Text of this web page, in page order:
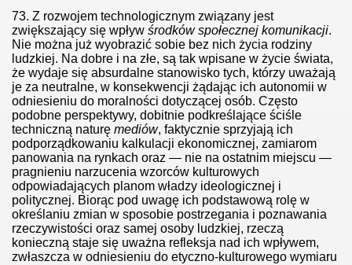
73. Z rozwojem technologicznym związany jest
zwiększający się wpływ środków społecznej komunikacji.
Nie można już wyobrazić sobie bez nich życia rodziny
ludzkiej. Na dobre i na złe, są tak wpisane w życie świata,
że wydaje się absurdalne stanowisko tych, którzy uważają
je za neutralne, w konsekwencji żądając ich autonomii w
odniesieniu do moralności dotyczącej osób. Często
podobne perspektywy, dobitnie podkreślające ściśle
techniczną naturę mediów, faktycznie sprzyjają ich
podporządkowaniu kalkulacji ekonomicznej, zamiarom
panowania na rynkach oraz — nie na ostatnim miejscu —
pragnieniu narzucenia wzorców kulturowych
odpowiadających planom władzy ideologicznej i
politycznej. Biorąc pod uwagę ich podstawową rolę w
określaniu zmian w sposobie postrzegania i poznawania
rzeczywistości oraz samej osoby ludzkiej, rzeczą
konieczną staje się uważna refleksja nad ich wpływem,
zwłaszcza w odniesieniu do etyczno-kulturowego wymiaru
w Polsce. Będziecie szczęśliwi
tego, co nakazał nam Allah
Za karę został zawieszony
to rozseksualnieni aroganci?
Polskę